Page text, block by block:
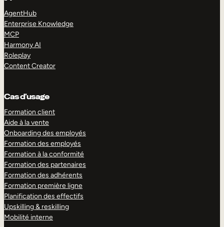
AgentHub
Enterprise Knowledge
MCP
Harmony AI
Roleplay
Content Creator
Cas d’usage
Formation client
Aide à la vente
Onboarding des employés
Formation des employés
Formation à la conformité
Formation des partenaires
Formation des adhérents
Formation première ligne
Planification des effectifs
Upskilling & reskilling
Mobilité interne